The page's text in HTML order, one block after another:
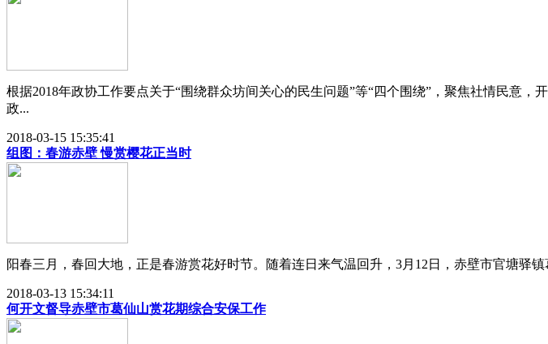
根据2018年政协工作要点关于“围绕群众坊间关心的民生问题”等“四个围绕”，聚焦社情民意
政...
2018-03-15 15:35:41
组图：春游赤壁 慢赏樱花正当时
阳春三月，春回大地，正是春游赏花好时节。随着连日来气温回升，3月12日，赤壁市官塘驿
2018-03-13 15:34:11
何开文督导赤壁市葛仙山赏花期综合安保工作